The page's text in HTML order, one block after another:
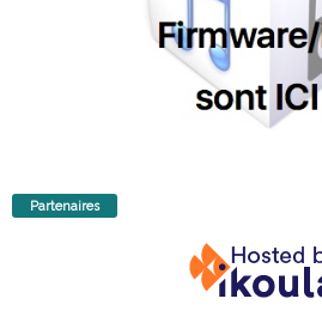
Partenaires